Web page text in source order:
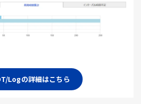
Logの詳細はこちら